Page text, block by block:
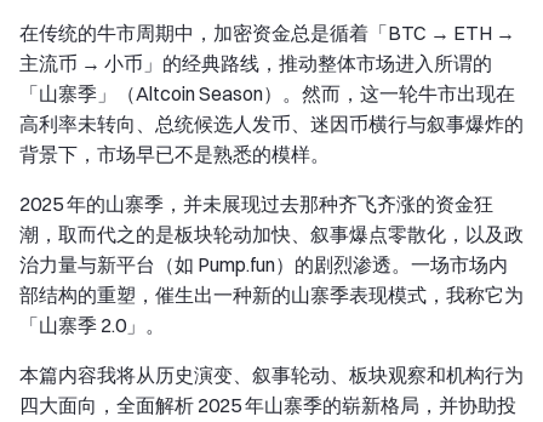
在传统的牛市周期中，加密资金总是循着「BTC → ETH →
主流币 → 小币」的经典路线，推动整体市场进入所谓的
「山寨季」（Altcoin Season）。然而，这一轮牛市出现在
高利率未转向、总统候选人发币、迷因币横行与叙事爆炸的
背景下，市场早已不是熟悉的模样。
2025 年的山寨季，并未展现过去那种齐飞齐涨的资金狂
潮，取而代之的是板块轮动加快、叙事爆点零散化，以及政
治力量与新平台（如 Pump.fun）的剧烈渗透。一场市场内
部结构的重塑，催生出一种新的山寨季表现模式，我称它为
「山寨季 2.0」。
本篇内容我将从历史演变、叙事轮动、板块观察和机构行为
四大面向，全面解析 2025 年山寨季的崭新格局，并协助投